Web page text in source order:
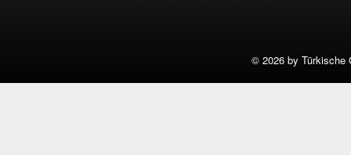
© 2026 by Türkische